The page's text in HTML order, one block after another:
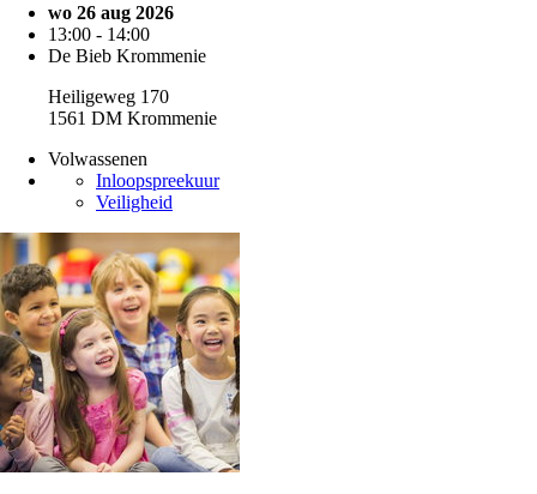
wo 26 aug 2026
13:00 - 14:00
De Bieb Krommenie
Heiligeweg 170
1561 DM Krommenie
Volwassenen
Inloopspreekuur
Veiligheid